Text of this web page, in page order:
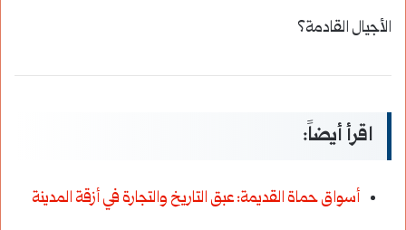
الأجيال القادمة؟
اقرأ أيضاً:
أسواق حماة القديمة: عبق التاريخ والتجارة في أزقة المدينة